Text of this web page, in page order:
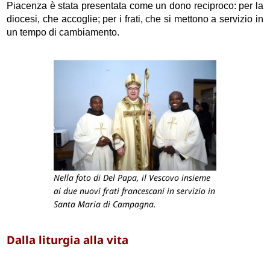
Piacenza è stata presentata come un dono reciproco: per la
diocesi, che accoglie; per i frati, che si mettono a servizio in
un tempo di cambiamento.
Nella foto di Del Papa, il Vescovo insieme
ai due nuovi frati francescani in servizio in
Santa Maria di Campagna.
Dalla liturgia alla vita